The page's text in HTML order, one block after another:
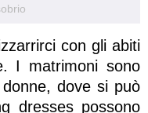
con gli abiti
I matrimoni sono
dove si può
dresses possono